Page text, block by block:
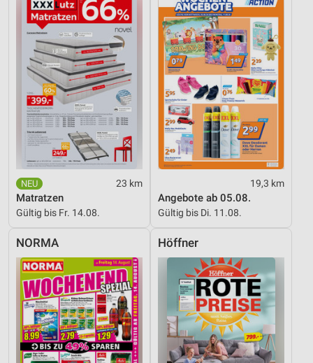
23 km
Matratzen
Gültig bis Fr. 14.08.
19,3 km
Angebote ab 05.08.
Gültig bis Di. 11.08.
NORMA Höffner